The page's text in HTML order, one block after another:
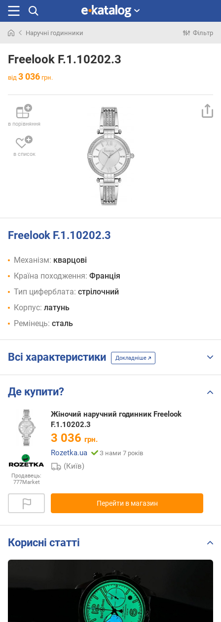
раніше
Наручні годинники Фільтр
Freelook F.1.10202.3
від 3 036 грн.
в порівняння
в список
Freelook F.1.10202.3
Механізм: кварцові
Країна походження: Франція
Тип циферблата: стрілочний
Корпус: латунь
Ремінець: сталь
Всі характеристики Докладніше
Де купити?
Продавець:
777Market
Жіночий наручний годинник Freelook
F.1.10202.3
3 036 грн.
Rozetka.ua
З нами 7 років
(Київ)
Перейти в магазин
Корисні статті